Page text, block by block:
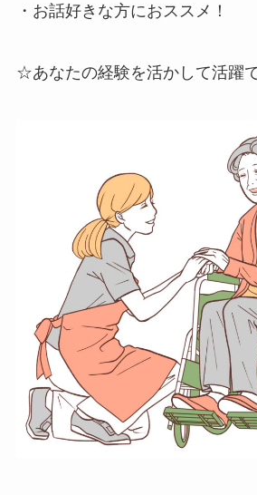
・お話好きな方におススメ！
☆あなたの経験を活かして活躍